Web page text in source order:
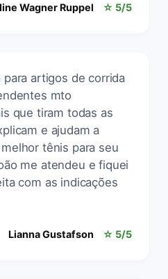
Wagner Ruppel ☆ 5/5
para artigos de corrida
mto
que tiram todas as
e ajudam a
tênis para seu
me atendeu e fiquei
com as indicações
Lianna Gustafson ☆ 5/5